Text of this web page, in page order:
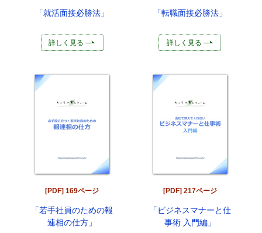
「就活面接必勝法」
詳しく見る
「転職面接必勝法」
詳しく見る
[PDF] 169ページ
「若手社員のための報
連相の仕方」
[PDF] 217ページ
「ビジネスマナーと仕
事術 入門編」